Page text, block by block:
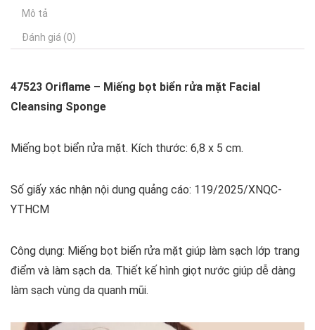
Mô tả
Đánh giá (0)
47523 Oriflame – Miếng bọt biển rửa mặt Facial
Cleansing Sponge
Miếng bọt biển rửa mặt. Kích thước: 6,8 x 5 cm.
Số giấy xác nhận nội dung quảng cáo: 119/2025/XNQC-
YTHCM
Công dụng: Miếng bọt biển rửa mặt giúp làm sạch lớp trang
điểm và làm sạch da. Thiết kế hình giọt nước giúp dễ dàng
làm sạch vùng da quanh mũi.